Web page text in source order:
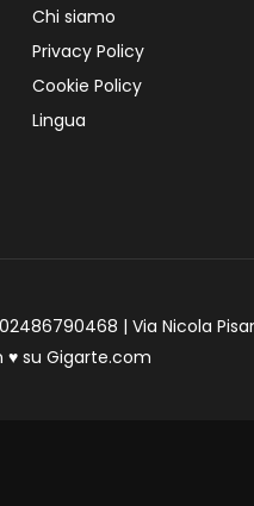
Chi siamo
Privacy Policy
Cookie Policy
Lingua
| Via Nicola
♥ su Gigarte.com